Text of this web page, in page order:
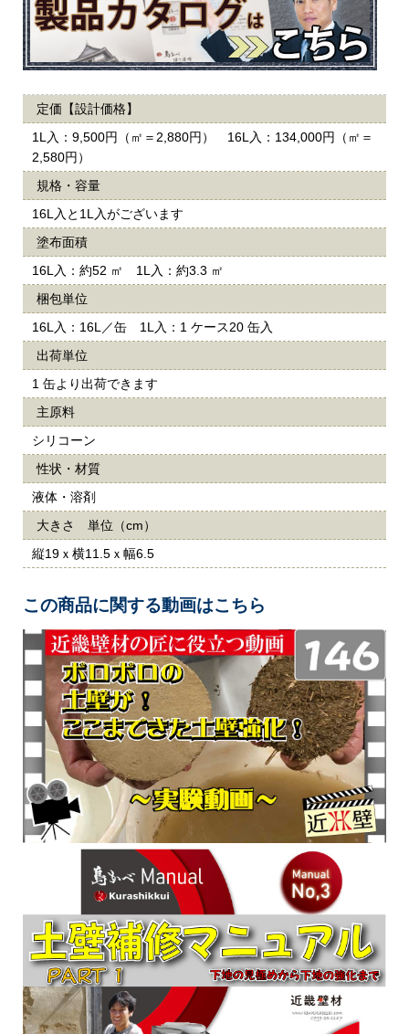
定価【設計価格】
1L入：9,500円（㎡＝2,880円） 16L入：134,000円（㎡＝
2,580円）
規格・容量
16L入と1L入がございます
塗布面積
16L入：約52 ㎡ 1L入：約3.3 ㎡
梱包単位
16L入：16L／缶 1L入：1 ケース20 缶入
出荷単位
1 缶より出荷できます
主原料
シリコーン
性状・材質
液体・溶剤
大きさ 単位（cm）
縦19ｘ横11.5ｘ幅6.5
この商品に関する動画はこちら